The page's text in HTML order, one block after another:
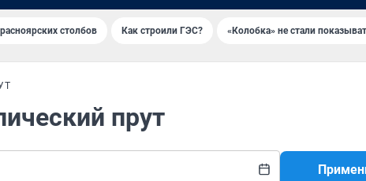
столбов Как строили ГЭС? «Колобка» не стали
прут